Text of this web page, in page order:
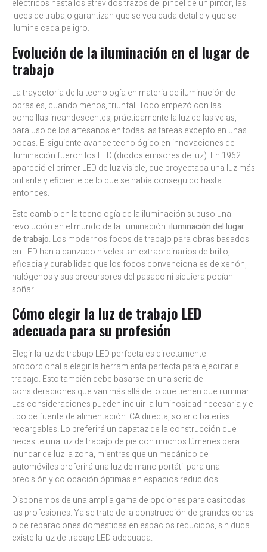
eléctricos hasta los atrevidos trazos del pincel de un pintor, las
luces de trabajo garantizan que se vea cada detalle y que se
ilumine cada peligro.
Evolución de la iluminación en el lugar de
trabajo
La trayectoria de la tecnología en materia de iluminación de
obras es, cuando menos, triunfal. Todo empezó con las
bombillas incandescentes, prácticamente la luz de las velas,
para uso de los artesanos en todas las tareas excepto en unas
pocas. El siguiente avance tecnológico en innovaciones de
iluminación fueron los LED (diodos emisores de luz). En 1962
apareció el primer LED de luz visible, que proyectaba una luz más
brillante y eficiente de lo que se había conseguido hasta
entonces.
Este cambio en la tecnología de la iluminación supuso una
revolución en el mundo de la iluminación.iluminación del lugar
de trabajo. Los modernos focos de trabajo para obras basados
en LED han alcanzado niveles tan extraordinarios de brillo,
eficacia y durabilidad que los focos convencionales de xenón,
halógenos y sus precursores del pasado ni siquiera podían
soñar.
Cómo elegir la luz de trabajo LED
adecuada para su profesión
Elegir la luz de trabajo LED perfecta es directamente
proporcional a elegir la herramienta perfecta para ejecutar el
trabajo. Esto también debe basarse en una serie de
consideraciones que van más allá de lo que tienen que iluminar.
Las consideraciones pueden incluir la luminosidad necesaria y el
tipo de fuente de alimentación: CA directa, solar o baterías
recargables. Lo preferirá un capataz de la construcción que
necesite una luz de trabajo de pie con muchos lúmenes para
inundar de luz la zona, mientras que un mecánico de
automóviles preferirá una luz de mano portátil para una
precisión y colocación óptimas en espacios reducidos.
Disponemos de una amplia gama de opciones para casi todas
las profesiones. Ya se trate de la construcción de grandes obras
o de reparaciones domésticas en espacios reducidos, sin duda
existe la luz de trabajo LED adecuada.